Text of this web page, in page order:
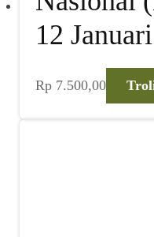
12
Rp 7.500,00